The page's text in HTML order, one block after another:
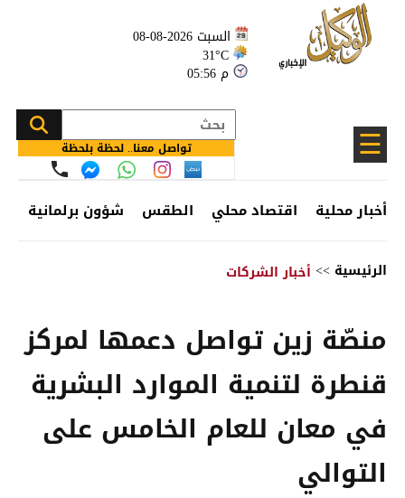
السبت 2026-08-08
31°C
05:56 م
☰ تواصل معنا.. لحظة بلحظة
أخبار محلية اقتصاد محلي الطقس شؤون برلمانية
الرئيسية >> أخبار الشركات
منصّة زين تواصل دعمها لمركز
قنطرة لتنمية الموارد البشرية
في معان للعام الخامس على
التوالي